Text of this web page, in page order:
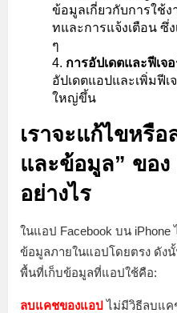
ข้อมูลเกี่ยวกับการใช้
ทและการแจ้งเตือน ซึ่
ๆ
การอัปเดตและฟีเจ
อัปเดตแอปและเพิ่มฟี
ใหญ่ขึ้น
เราจะแก้ไขหรื
และข้อมูล” ขอ
อย่างไร
ในแอป Facebook บน
ข้อมูลภายในแอปโดยตรง ดัง
พื้นที่เก็บข้อมูลที่แอปใช้คือ:
ลบแคชของแอปไม่มีวิธีลบแค